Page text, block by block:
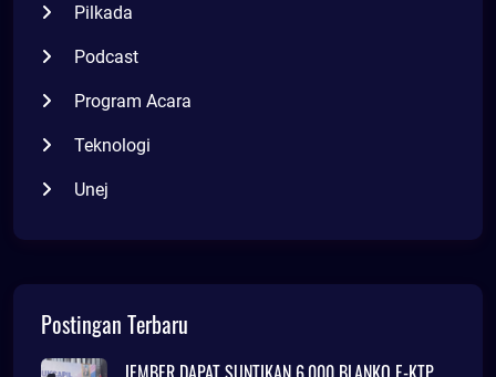
Pilkada
Podcast
Program Acara
Teknologi
Unej
Postingan Terbaru